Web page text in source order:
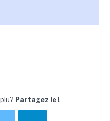
Partagez le !